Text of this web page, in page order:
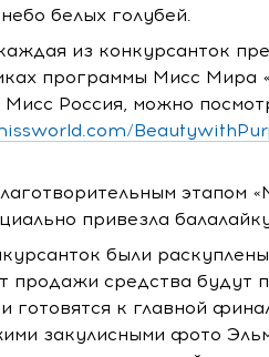
белых голубей.
из конкурсанток
программы Мисс Мира
Мисс Россия, можно
этапом
привезла
были
продажи средства будут
готовятся к главной
закулисными фото